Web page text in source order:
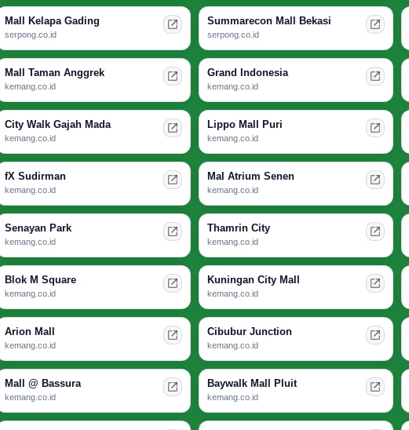
Mall Kelapa Gading
serpong.co.id
Summarecon Mall Bekasi
serpong.co.id
Mall Taman Anggrek
kemang.co.id
Grand Indonesia
kemang.co.id
City Walk Gajah Mada
kemang.co.id
Lippo Mall Puri
kemang.co.id
fX Sudirman
kemang.co.id
Mal Atrium Senen
kemang.co.id
Senayan Park
kemang.co.id
Thamrin City
kemang.co.id
Blok M Square
kemang.co.id
Kuningan City Mall
kemang.co.id
Arion Mall
kemang.co.id
Cibubur Junction
kemang.co.id
Mall @ Bassura
kemang.co.id
Baywalk Mall Pluit
kemang.co.id